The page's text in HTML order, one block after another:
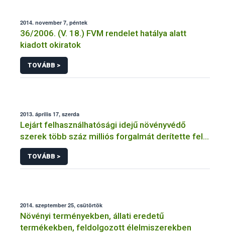
2014. november 7, péntek
36/2006. (V. 18.) FVM rendelet hatálya alatt
kiadott okiratok
TOVÁBB >
2013. április 17, szerda
Lejárt felhasználhatósági idejű növényvédő
szerek több száz milliós forgalmát derítette fel a
NÉBIH
TOVÁBB >
2014. szeptember 25, csütörtök
Növényi terményekben, állati eredetű
termékekben, feldolgozott élelmiszerekben